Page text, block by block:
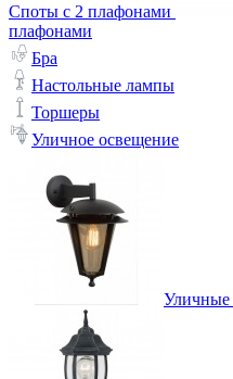
Споты с 2 плафонами
плафонами
Бра
Настольные лампы
Торшеры
Уличное освещение
Уличные